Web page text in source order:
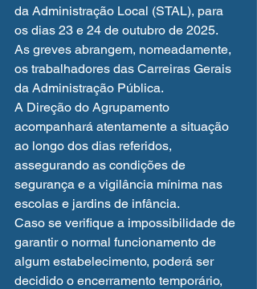
da Administração Local (STAL), para
os dias 23 e 24 de outubro de 2025.
As greves abrangem, nomeadamente,
os trabalhadores das Carreiras Gerais
da Administração Pública.
A Direção do Agrupamento
acompanhará atentamente a situação
ao longo dos dias referidos,
assegurando as condições de
segurança e a vigilância mínima nas
escolas e jardins de infância.
Caso se verifique a impossibilidade de
garantir o normal funcionamento de
algum estabelecimento, poderá ser
decidido o encerramento temporário,